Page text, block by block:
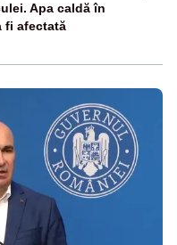
Apa caldă în
fi afectată